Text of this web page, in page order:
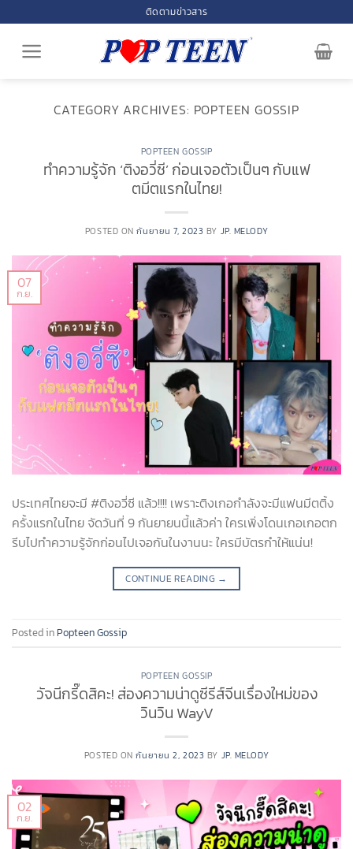
to
content
ติดตามข่าวสาร
CATEGORY ARCHIVES: POPTEEN GOSSIP
POPTEEN GOSSIP
ทำความรู้จัก ‘ติงอวี่ซี’ ก่อนเจอตัวเป็นๆ กับแฟ
ตมีตแรกในไทย!
POSTED ONกันยายน 7, 2023 BY JP. MELODY
07
ก.ย.
ประเทศไทยจะมี #ติงอวี่ซี แล้ว!!!! เพราะติงเกอกำลังจะมีแฟนมีตติ้ง
ครั้งแรกในไทย จัดวันที่ 9 กันยายนนี้แล้วค่า ใครเพิ่งโดนเกอเกอตก
รีบไปทำความรู้จักก่อนไปเจอกันในงานนะ ใครมีบัตรกำให้แน่น!
CONTINUE READING →
Posted in Popteen Gossip
POPTEEN GOSSIP
วัจนีกรี๊ดสิคะ! ส่องความน่าดูซีรีส์จีนเรื่องใหม่ของ
วินวิน WayV
POSTED ONกันยายน 2, 2023 BY JP. MELODY
02
ก.ย.